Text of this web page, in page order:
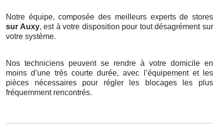
Notre équipe, composée des meilleurs experts de stores
sur Auxy, est à votre disposition pour tout désagrément sur
votre système.
Nos techniciens peuvent se rendre à votre domicile en
moins d’une très courte durée, avec l’équipement et les
pièces nécessaires pour régler les blocages les plus
fréquemment rencontrés.